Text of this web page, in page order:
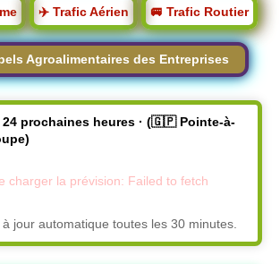
✈️ Trafic Aérien 🚐 Trafic Routier
Agroalimentaires des Entreprises
prochaines heures · (🇬🇵 Pointe-à-
charger la prévision: Failed to fetch
jour automatique toutes les 30 minutes.